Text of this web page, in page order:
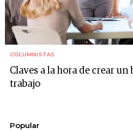
COLUMNISTAS
Claves a la hora de crear
trabajo
Popular